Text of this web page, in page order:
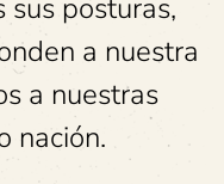
posturas,
a nuestra
a nuestras
nación.